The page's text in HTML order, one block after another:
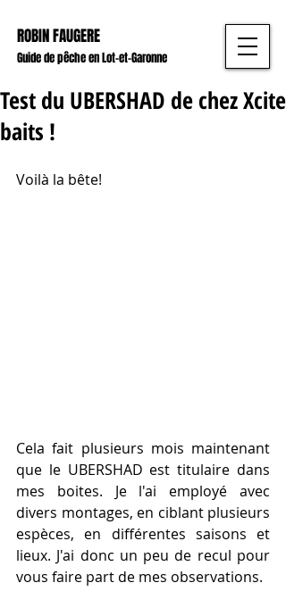
ROBIN FAUGERE
Guide de pêche en Lot-et-Garonne
Test du UBERSHAD de chez Xcite
baits !
Voilà la bête!
Cela fait plusieurs mois maintenant
que le UBERSHAD est titulaire dans
mes boites. Je l'ai employé avec
divers montages, en ciblant plusieurs
espèces, en différentes saisons et
lieux. J'ai donc un peu de recul pour
vous faire part de mes observations.